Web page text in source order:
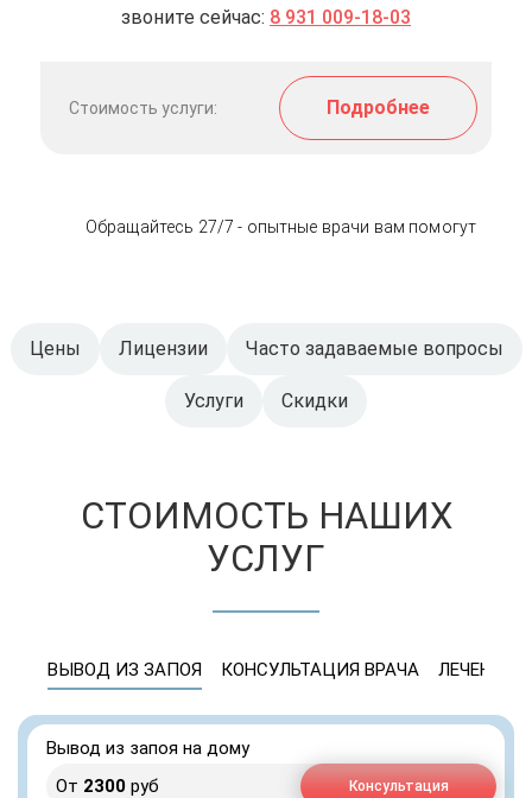
звоните сейчас: 8 931 009-18-03
Стоимость услуги: Подробнее
Обращайтесь 27/7 - опытные врачи вам помогут
Цены Лицензии Часто задаваемые вопросы
Услуги Скидки
СТОИМОСТЬ НАШИХ
УСЛУГ
ВЫВОД ИЗ ЗАПОЯ КОНСУЛЬТАЦИЯ ВРАЧА ЛЕЧЕНИЕ
Вывод из запоя на дому
От 2300 руб Консультация